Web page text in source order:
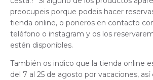
preocupeis porque podeis hacer
tienda online, o poneros en contacto
teléfono o instagram y os los
estén disponibles.
También os indico que la tienda online
del 7 al 25 de agosto por vacaciones,